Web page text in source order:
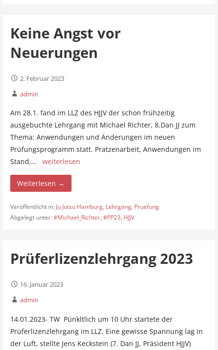
Keine Angst vor
Neuerungen
2. Februar 2023
admin
Am 28.1. fand im LLZ des HJJV der schon frühzeitig
ausgebuchte Lehrgang mit Michael Richter, 8.Dan JJ zum
Thema: Anwendungen und Änderungen im neuen
Prüfungsprogramm statt. Pratzenarbeit, Anwendungen im
Stand,… weiterlesen
Weiterlesen →
Veröffentlicht in: Ju Jutsu Hamburg, Lehrgang, Pruefung
Abgelegt unter:#Michael_Richter, #PP23, HJJV
Prüferlizenzlehrgang 2023
16. Januar 2023
admin
14.01.2023- TW Pünkltlich um 10 Uhr startete der
Prüferlizenzlehrgang im LLZ. Eine gewisse Spannung lag in
der Luft, stellte Jens Keckstein (7. Dan JJ, Präsident HJJV)